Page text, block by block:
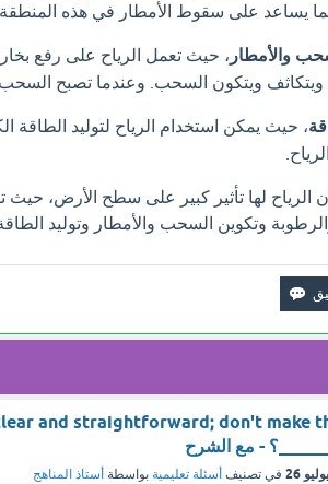
مما يساعد على سقوط الأمطار في هذه المنطقة.
والأمطار ، حيث تعمل الرياح على رفع
ويتكون السحب. وعندما تصبح السحب
، حيث يمكن استخدام الرياح لتوليد الطاقة
الرياح لها تأثير كبير على سطح الأرض،
وتكوين السحب والأمطار وتوليد
and straightforward; don't make
- مع الشرح
يوليو 26 في تصنيف أسئلة تعليمية بواسطة أستاذ المناهج